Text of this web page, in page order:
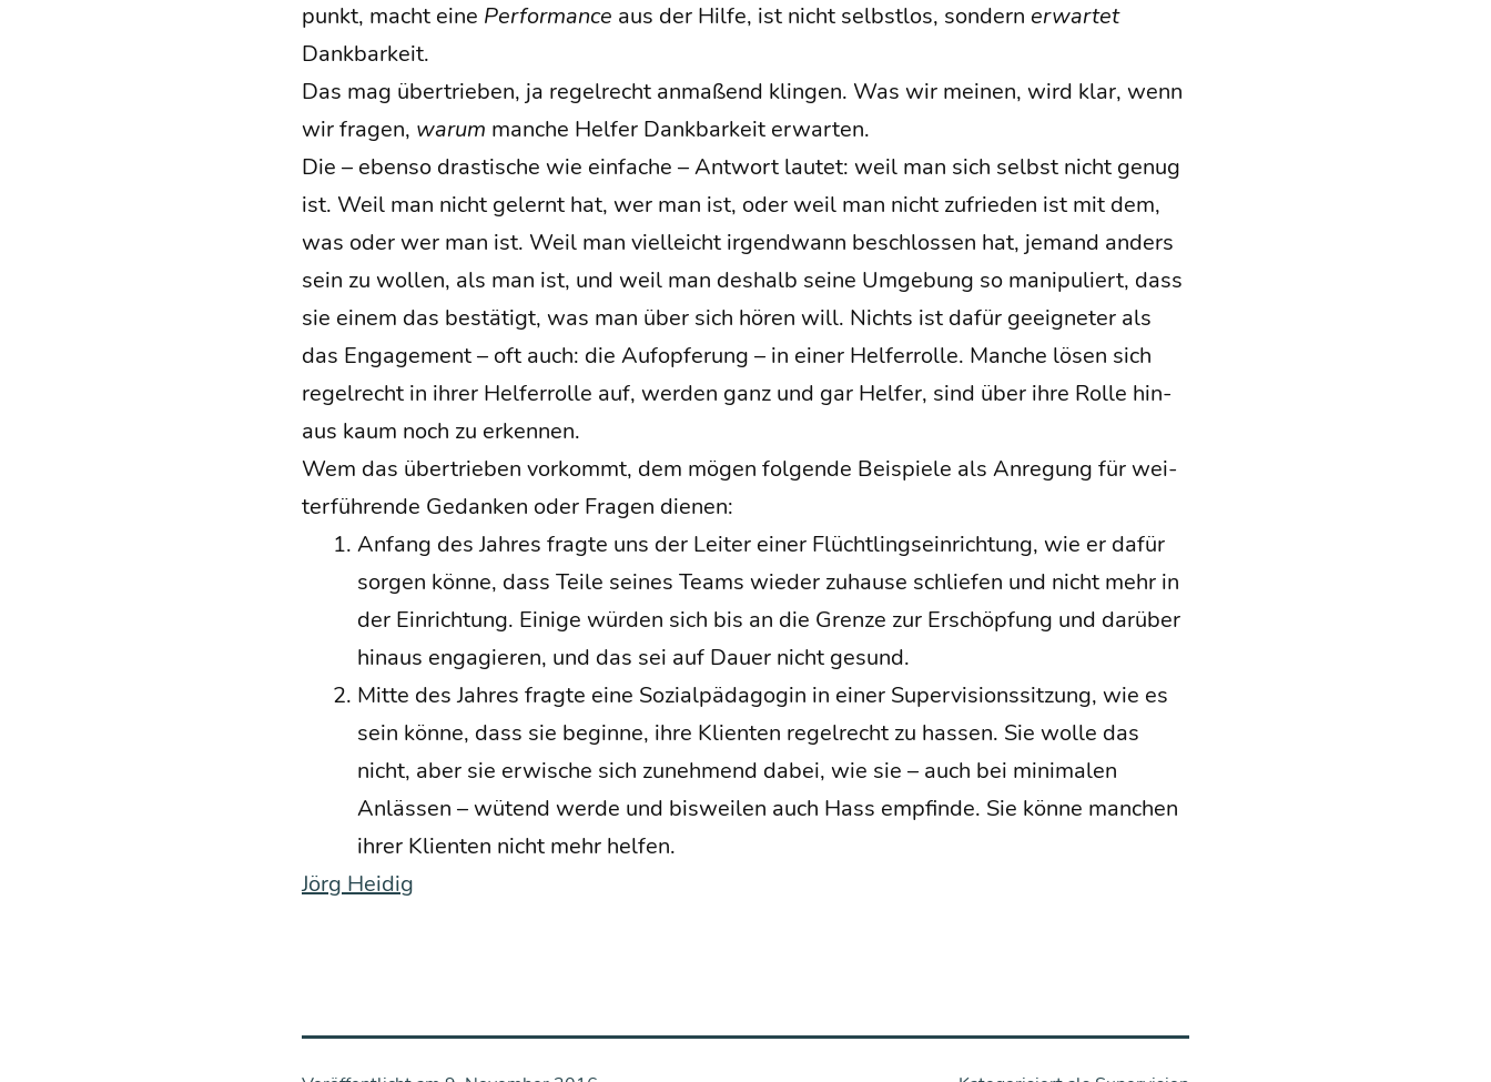
punkt, macht eine Per­for­mance aus der Hil­fe, ist nicht selbst­los, son­dern erwar­tet
Dankbarkeit.
Das mag über­trie­ben, ja regel­recht anma­ßend klin­gen. Was wir mei­nen, wird klar, wenn
wir fra­gen, war­um man­che Hel­fer Dank­bar­keit erwarten.
Die – eben­so dras­ti­sche wie ein­fa­che – Ant­wort lau­tet: weil man sich selbst nicht genug
ist. Weil man nicht gelernt hat, wer man ist, oder weil man nicht zufrie­den ist mit dem,
was oder wer man ist. Weil man viel­leicht irgend­wann beschlos­sen hat, jemand anders
sein zu wol­len, als man ist, und weil man des­halb sei­ne Umge­bung so mani­pu­liert, dass
sie einem das bestä­tigt, was man über sich hören will. Nichts ist dafür geeig­ne­ter als
das Enga­ge­ment – oft auch: die Auf­op­fe­rung – in einer Hel­fer­rol­le. Man­che lösen sich
regel­recht in ihrer Hel­fer­rol­le auf, wer­den ganz und gar Hel­fer, sind über ihre Rol­le hin­
aus kaum noch zu erkennen.
Wem das über­trie­ben vor­kommt, dem mögen fol­gen­de Bei­spie­le als Anre­gung für wei­
ter­füh­ren­de Gedan­ken oder Fra­gen dienen:
Anfang des Jah­res frag­te uns der Lei­ter einer Flücht­lings­ein­rich­tung, wie er dafür
sor­gen kön­ne, dass Tei­le sei­nes Teams wie­der zuhau­se schlie­fen und nicht mehr in
der Ein­rich­tung. Eini­ge wür­den sich bis an die Gren­ze zur Erschöp­fung und dar­über
hin­aus enga­gie­ren, und das sei auf Dau­er nicht gesund.
Mit­te des Jah­res frag­te eine Sozi­al­päd­ago­gin in einer Super­vi­si­ons­sit­zung, wie es
sein kön­ne, dass sie begin­ne, ihre Kli­en­ten regel­recht zu has­sen. Sie wol­le das
nicht, aber sie erwi­sche sich zuneh­mend dabei, wie sie – auch bei mini­ma­len
Anläs­sen – wütend wer­de und bis­wei­len auch Hass emp­fin­de. Sie kön­ne man­chen
ihrer Kli­en­ten nicht mehr helfen.
Jörg Hei­dig